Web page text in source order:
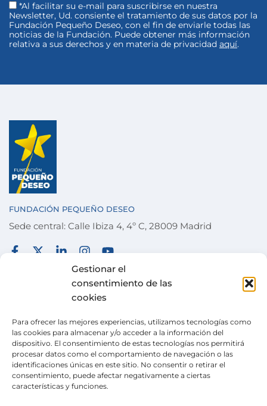
Gestionar el
consentimiento de las
cookies
Para ofrecer las mejores experiencias, utilizamos tecnologías como
las cookies para almacenar y/o acceder a la información del
dispositivo. El consentimiento de estas tecnologías nos permitirá
procesar datos como el comportamiento de navegación o las
identificaciones únicas en este sitio. No consentir o retirar el
consentimiento, puede afectar negativamente a ciertas
características y funciones.
*Al facilitar su e-mail para suscribirse en nuestra
Newsletter, Ud. consiente el tratamiento de sus datos por la
Fundación Pequeño Deseo, con el fin de enviarle todas las
noticias de la Fundación. Puede obtener más información
relativa a sus derechos y en materia de privacidad aquí.
FUNDACIÓN PEQUEÑO DESEO
Sede central: Calle Ibiza 4, 4º C, 28009 Madrid
ACTUALIDAD
TIENDA SOLIDARIA
VOLUNTARIADO
POLÍTICA DE PRIVACIDAD
CANAL DE DENUNCIAS